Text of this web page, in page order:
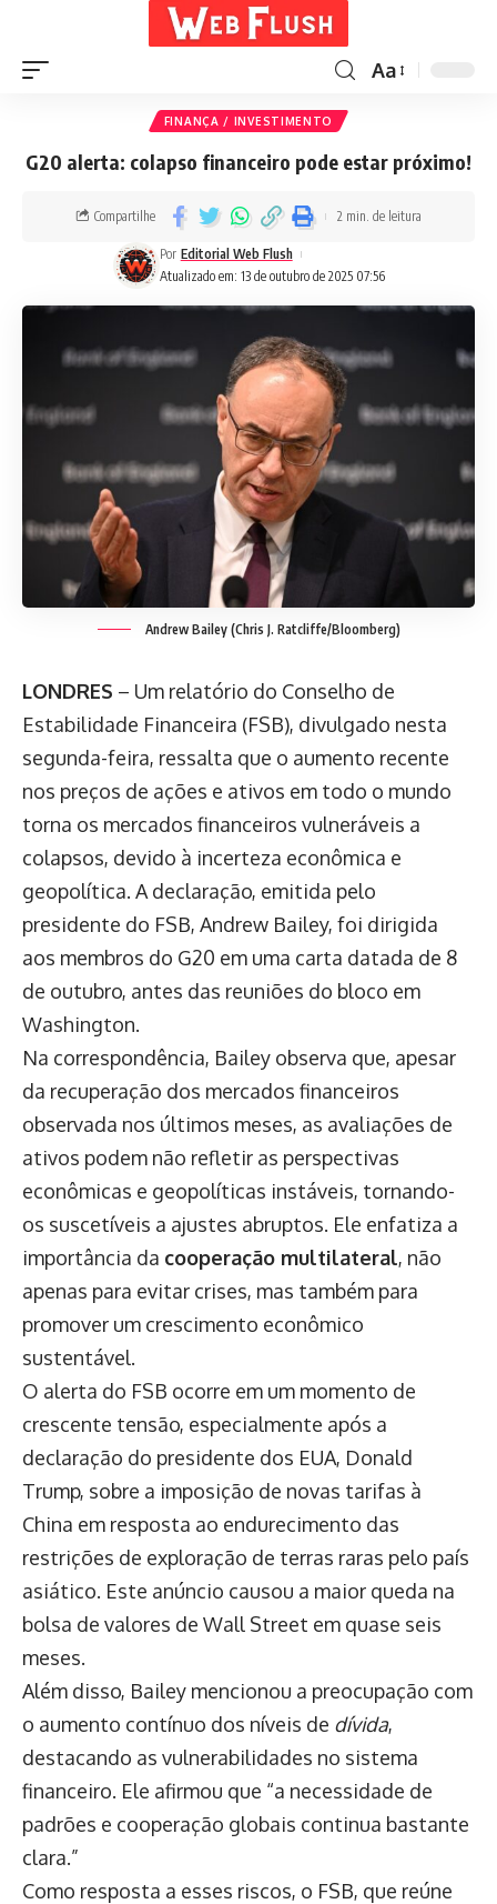
Aa
FINANÇA / INVESTIMENTO
G20 alerta: colapso financeiro pode estar próximo!
Atualizado em: 13 de outubro de 2025 07:56
Por Editorial Web Flush
Compartilhe 2 min. de leitura
Andrew Bailey (Chris J. Ratcliffe/Bloomberg)
LONDRES – Um relatório do Conselho de
Estabilidade Financeira (FSB), divulgado nesta
segunda-feira, ressalta que o aumento recente
nos preços de ações e ativos em todo o mundo
torna os mercados financeiros vulneráveis a
colapsos, devido à incerteza econômica e
geopolítica. A declaração, emitida pelo
presidente do FSB, Andrew Bailey, foi dirigida
aos membros do G20 em uma carta datada de 8
de outubro, antes das reuniões do bloco em
Washington.
Na correspondência, Bailey observa que, apesar
da recuperação dos mercados financeiros
observada nos últimos meses, as avaliações de
ativos podem não refletir as perspectivas
econômicas e geopolíticas instáveis, tornando-
os suscetíveis a ajustes abruptos. Ele enfatiza a
importância da cooperação multilateral, não
apenas para evitar crises, mas também para
promover um crescimento econômico
sustentável.
O alerta do FSB ocorre em um momento de
crescente tensão, especialmente após a
declaração do presidente dos EUA, Donald
Trump, sobre a imposição de novas tarifas à
China em resposta ao endurecimento das
restrições de exploração de terras raras pelo país
asiático. Este anúncio causou a maior queda na
bolsa de valores de Wall Street em quase seis
meses.
Além disso, Bailey mencionou a preocupação com
o aumento contínuo dos níveis de dívida,
destacando as vulnerabilidades no sistema
financeiro. Ele afirmou que “a necessidade de
padrões e cooperação globais continua bastante
clara.”
Como resposta a esses riscos, o FSB, que reúne